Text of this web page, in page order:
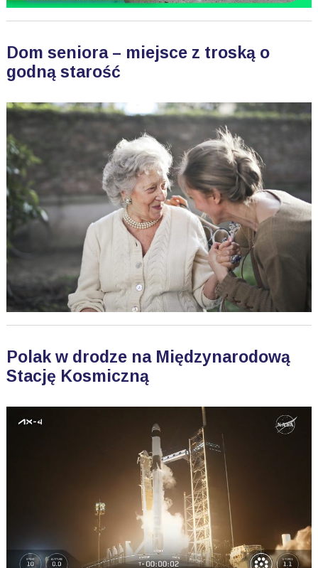
Dom seniora – miejsce z troską o
godną starość
Polak w drodze na Międzynarodową
Stację Kosmiczną